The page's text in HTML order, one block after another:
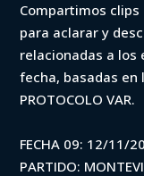
VAR -
Boston
Iniciá sesión
Compartimos
para aclarar y
relacionadas a los
fecha, basadas en
PROTOCOLO VAR.
FECHA 09: 12/11/
PARTIDO: